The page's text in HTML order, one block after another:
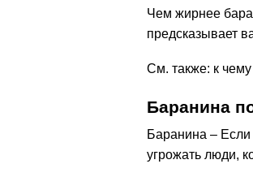
Чем жирнее
предсказывает
См. также: к
Баранина
Баранина – Если
угрожать люди,